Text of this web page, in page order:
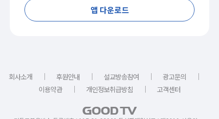
앱 다운로드
회사소개 ｜ 후원안내 ｜ 설교방송참여 ｜ 광고문의
｜
이용약관
｜ 개인정보취급방침 ｜ 고객센터